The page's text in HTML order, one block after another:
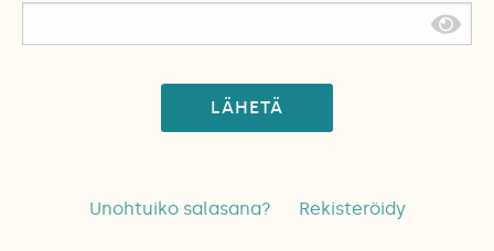
LÄHETÄ
Unohtuiko salasana? Rekisteröidy